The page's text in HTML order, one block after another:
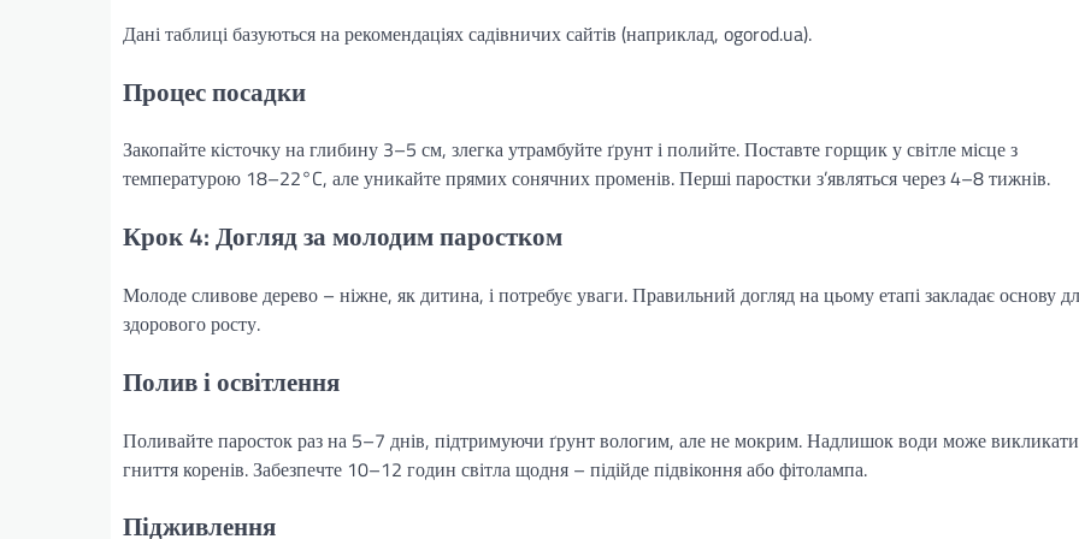
Дані таблиці базуються на рекомендаціях садівничих сайтів (наприклад, ogorod.ua).
Процес посадки
Закопайте кісточку на глибину 3–5 см, злегка утрамбуйте ґрунт і полийте. Поставте горщик у світле місце з
температурою 18–22°C, але уникайте прямих сонячних променів. Перші паростки з’являться через 4–8 тижнів.
Крок 4: Догляд за молодим паростком
Молоде сливове дерево – ніжне, як дитина, і потребує уваги. Правильний догляд на цьому етапі закладає основу
здорового росту.
Полив і освітлення
Поливайте паросток раз на 5–7 днів, підтримуючи ґрунт вологим, але не мокрим. Надлишок води може викликати
гниття коренів. Забезпечте 10–12 годин світла щодня – підійде підвіконня або фітолампа.
Підживлення